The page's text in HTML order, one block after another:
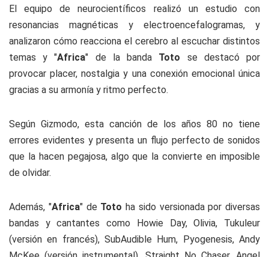
El equipo de neurocientíficos realizó un estudio con
resonancias magnéticas y electroencefalogramas, y
analizaron cómo reacciona el cerebro al escuchar distintos
temas y "Africa" de la banda Toto se destacó por
provocar placer, nostalgia y una conexión emocional única
gracias a su armonía y ritmo perfecto.
Según Gizmodo, esta canción de los años 80 no tiene
errores evidentes y presenta un flujo perfecto de sonidos
que la hacen pegajosa, algo que la convierte en imposible
de olvidar.
Además, "Africa" de Toto ha sido versionada por diversas
bandas y cantantes como Howie Day, Olivia, Tukuleur
(versión en francés), SubAudible Hum, Pyogenesis, Andy